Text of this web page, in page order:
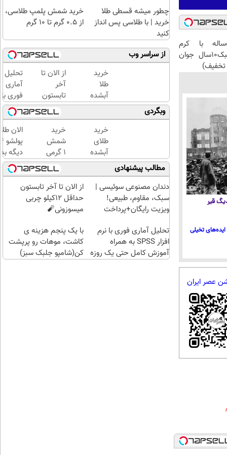
این آقای58ساله با کرم
ضدچروک جلبک10سال جوان
دیگ قیر
تخیلی
عصر ایران
چطور میشه قسطی طلا
خرید | با طلاسی پس انداز
کنید
خرید شمش پلمپ طلاسی،
از ۰.۵ گرم تا ۱۰ گرم
از سراسر وب
خرید
طلا
آبشده
با 100
هزار
تومن
از الان تا
آخر
تابستون
حداقل
12کیلو
چربی
میسوزونی
🧨
تحلیل
آماری
فوری با
نرم
افزار
SPSS
به
همراه
آموزش
کامل
حتی
وبگردی
خرید
طلای
آبشده
حتی با
۱۰۰هزارتومان
خرید
شمش
1 گرمی
از
طلاسی
الان
دیگه
طلا با
بی‌بهره
مطالب پیشنهادی
دندان مصنوعی سوئیسی |
سبک، مقاوم، طبیعی!
ویزیت رایگان+پرداخت
از الان تا آخر تابستون
حداقل 12کیلو چربی
میسوزونی🧨
تحلیل آماری فوری با نرم
افزار SPSS به همراه
آموزش کامل حتی یک روزه
با یک پنجم هزینه ی
کاشت، موهات رو پرپشت
کن(شامپو جلبک سبز)